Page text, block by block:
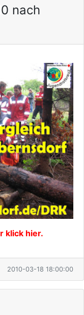
nach
klick hier.
2010-03-18 18:00:00